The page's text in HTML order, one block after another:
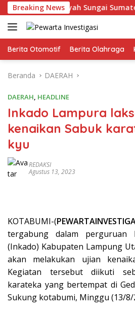
Langsung
ke
konten
Breaking News
Balai Wilayah Sungai Sumatera V
Berita Otomotif Berita Olahraga
Beranda DAERAH
DAERAH, HEADLINE
Inkado Lampura
kenaikan Sabuk
kyu
REDAKSI
Agustus 13, 2023
KOTABUMI-(
tergabung dalam perguruan
(Inkado) Kabupaten Lampung
akan melakukan ujian
Kegiatan tersebut diikuti
karateka yang bertempat di
Sukung kotabumi, Minggu (13/8/